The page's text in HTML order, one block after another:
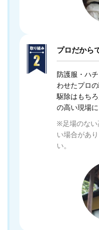
プロだから
防護服・ハ
わせたプロ
駆除はもち
の高い現場に
※足場のない
い場合があ
い。